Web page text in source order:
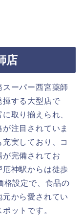
店
ーパー西宮薬師
揮する大型店で
取り揃えられ、
注目されていま
実しており、コ
が完備されてお
厄神駅からは徒歩
格設定で、食品の
から愛されてい
ットです。